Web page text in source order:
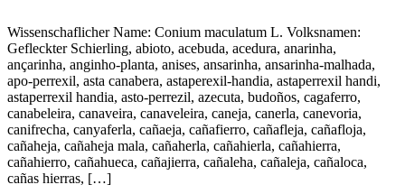
Wissenschaflicher Name: Conium maculatum L. Volksnamen:
Gefleckter Schierling, abioto, acebuda, acedura, anarinha,
ançarinha, anginho-planta, anises, ansarinha, ansarinha-malhada,
apo-perrexil, asta canabera, astaperexil-handia, astaperrexil handi,
astaperrexil handia, asto-perrezil, azecuta, budoños, cagaferro,
canabeleira, canaveira, canaveleira, caneja, canerla, canevoria,
canifrecha, canyaferla, cañaeja, cañafierro, cañafleja, cañafloja,
cañaheja, cañaheja mala, cañaherla, cañahierla, cañahierra,
cañahierro, cañahueca, cañajierra, cañaleha, cañaleja, cañaloca,
cañas hierras, […]